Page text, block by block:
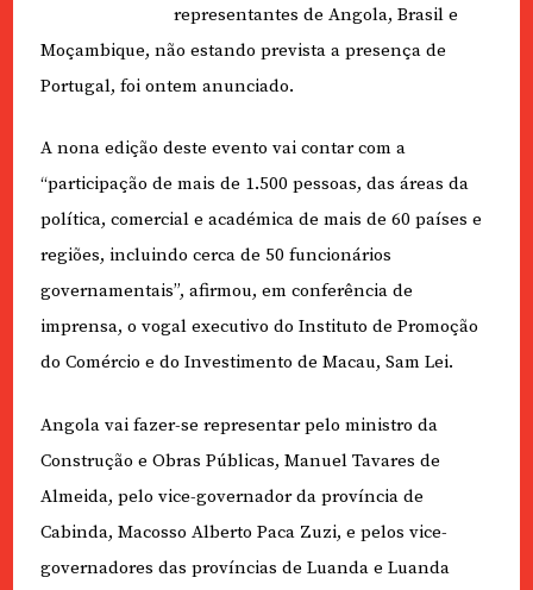
representantes de Angola, Brasil e
Moçambique, não estando prevista a presença de
Portugal, foi ontem anunciado.
A nona edição deste evento vai contar com a
“participação de mais de 1.500 pessoas, das áreas da
política, comercial e académica de mais de 60 países e
regiões, incluindo cerca de 50 funcionários
governamentais”, afirmou, em conferência de
imprensa, o vogal executivo do Instituto de Promoção
do Comércio e do Investimento de Macau, Sam Lei.
Angola vai fazer-se representar pelo ministro da
Construção e Obras Públicas, Manuel Tavares de
Almeida, pelo vice-governador da província de
Cabinda, Macosso Alberto Paca Zuzi, e pelos vice-
governadores das províncias de Luanda e Luanda